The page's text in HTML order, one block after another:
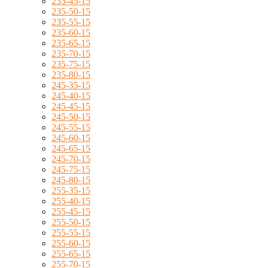
235-50-15
235-55-15
235-60-15
235-65-15
235-70-15
235-75-15
235-80-15
245-35-15
245-40-15
245-45-15
245-50-15
245-55-15
245-60-15
245-65-15
245-70-15
245-75-15
245-80-15
255-35-15
255-40-15
255-45-15
255-50-15
255-55-15
255-60-15
255-65-15
255-70-15